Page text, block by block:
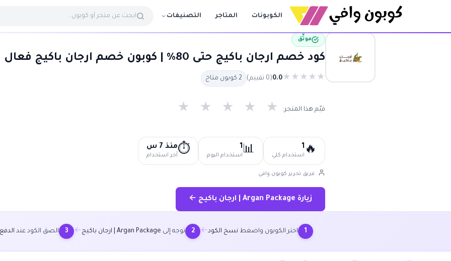
الكوبونات المتاجر التصنيفات
موثّق
كود خصم ارجان باكيج حتى 80% | كوبون خصم ارجان باكيج فعال
★
★
★
★
★
0.0(0 تقييم) 2 كوبون متاح
قيّم هذا المتجر: ★ ★ ★ ★ ★
🔥
1
استخدام كلي 📊
1
استخدام اليوم ⏱️منذ 7 س
آخر استخدام
فريق تحرير كوبون وافي
زيارة Argan Package | ارجان باكيج ←
1 اختر الكوبون واضغط نسخ الكود←
2 توجه إلى Argan Package | ارجان باكيج ←
3 الصق الكود عند الدفع